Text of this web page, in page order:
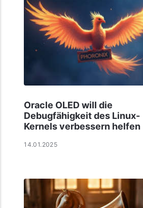
Oracle OLED will die
Debugfähigkeit des Linux-
Kernels verbessern helfen
14.01.2025